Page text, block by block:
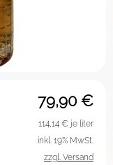
79,90 €
114,14 € je liter
inkl. 19% MwSt.
zzgl. Versand